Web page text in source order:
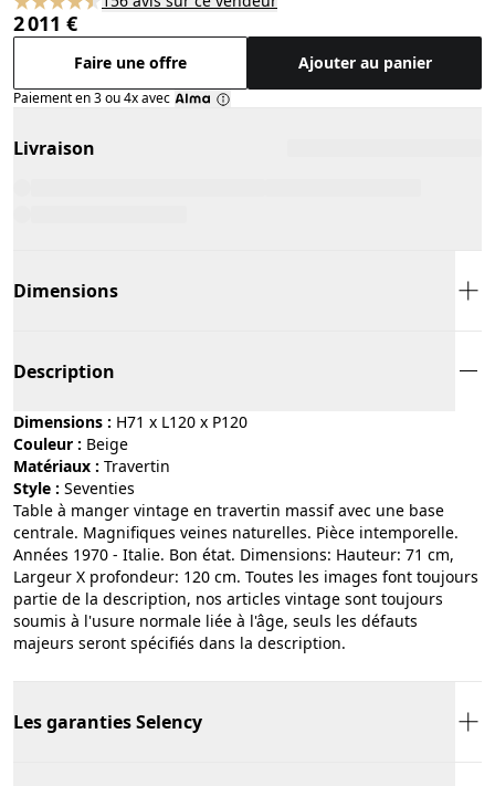
2 011 €
Faire une offre Ajouter au panier
Paiement en 3 ou 4x avec
Livraison
Dimensions
Description
Dimensions : H71 x L120 x P120
Couleur :
beige
Matériaux :
travertin
Style :
seventies
Table à manger vintage en travertin massif avec une base
centrale. Magnifiques veines naturelles. Pièce intemporelle.
Années 1970 - Italie. Bon état. Dimensions: Hauteur: 71 cm,
Largeur X profondeur: 120 cm. Toutes les images font toujours
partie de la description, nos articles vintage sont toujours
soumis à l'usure normale liée à l'âge, seuls les défauts
majeurs seront spécifiés dans la description.
Les garanties Selency